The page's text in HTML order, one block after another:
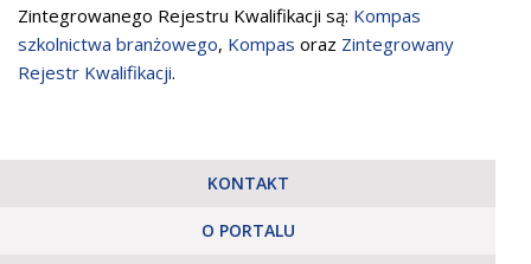
Zintegrowanego Rejestru Kwalifikacji są: Kompas
szkolnictwa branżowego, Kompas oraz Zintegrowany
Rejestr Kwalifikacji.
KONTAKT
O PORTALU